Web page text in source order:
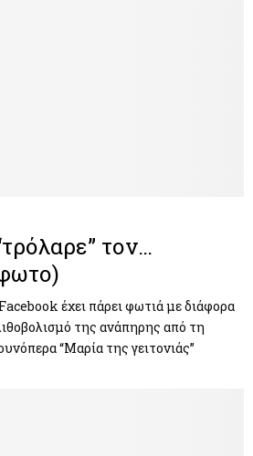
τον…
έχει πάρει φωτιά με διάφορα
της ανάπηρης από τη
“Μαρία της γειτονιάς”